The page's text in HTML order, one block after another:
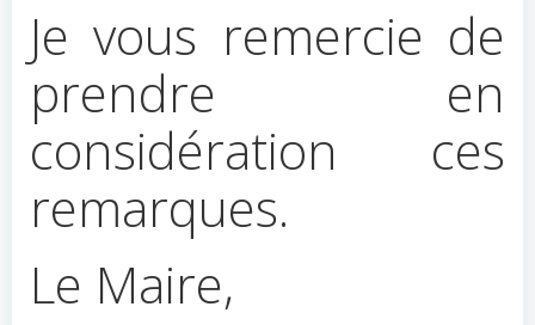
Je vous remercie de
prendre en
considération ces
remarques.
Le Maire,